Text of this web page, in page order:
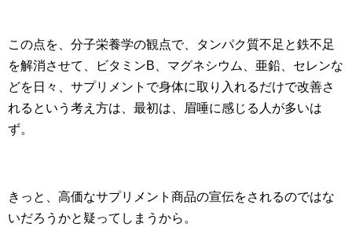
この点を、分子栄養学の観点で、タンパク質不足と鉄不足
を解消させて、ビタミンB、マグネシウム、亜鉛、セレンな
どを日々、サプリメントで身体に取り入れるだけで改善さ
れるという考え方は、最初は、眉唾に感じる人が多いは
ず。
きっと、高価なサプリメント商品の宣伝をされるのではな
いだろうかと疑ってしまうから。